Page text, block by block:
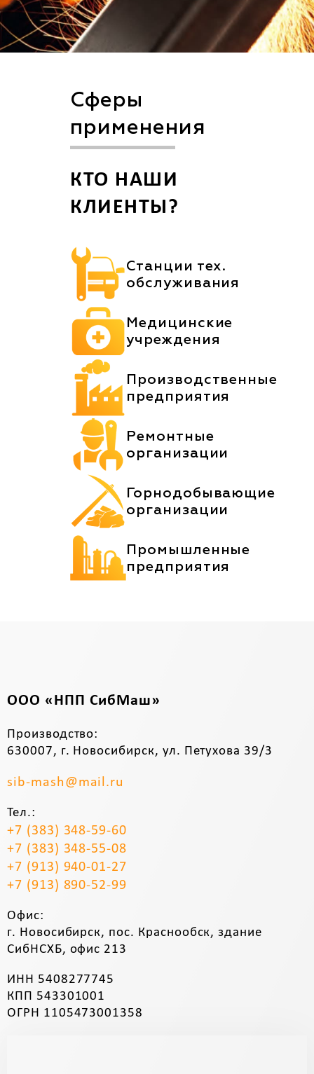
Сферы
применения
КТО НАШИ
КЛИЕНТЫ?
Станции тех.
обслуживания
Медицинские
учреждения
Производственные
предприятия
Ремонтные
организации
Горнодобывающие
организации
Промышленные
предприятия
ООО «НПП СибМаш»
Производство:
630007, г. Новосибирск, ул. Петухова 39/3
sib-mash@mail.ru
Тел.:
+7 (383) 348-59-60
+7 (383) 348-55-08
+7 (913) 940-01-27
+7 (913) 890-52-99
Офис:
г. Новосибирск, пос. Краснообск, здание
СибНСХБ, офис 213
ИНН 5408277745
КПП 543301001
ОГРН 1105473001358